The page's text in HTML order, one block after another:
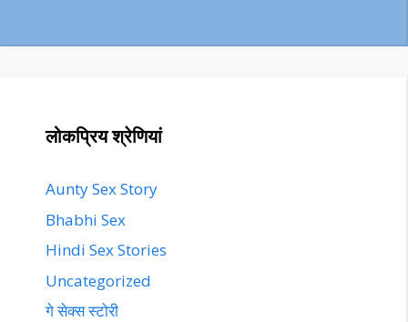
लोकप्रिय श्रेणियां
Aunty Sex Story
Bhabhi Sex
Hindi Sex Stories
Uncategorized
गे सेक्स स्टोरी